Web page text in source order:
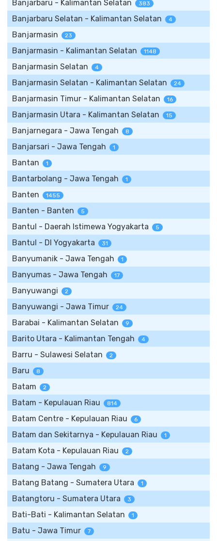
Banjarbaru - Kalimantan Selatan 383
Banjarbaru Selatan - Kalimantan Selatan 4
Banjarmasin 23
Banjarmasin - Kalimantan Selatan 1148
Banjarmasin Selatan 4
Banjarmasin Selatan - Kalimantan Selatan 24
Banjarmasin Timur - Kalimantan Selatan 16
Banjarmasin Utara - Kalimantan Selatan 15
Banjarnegara - Jawa Tengah 8
Banjarsari - Jawa Tengah 1
Bantan 1
Bantarbolang - Jawa Tengah 1
Banten 1455
Banten - Banten 5
Bantul - Daerah Istimewa Yogyakarta 5
Bantul - DI Yogyakarta 31
Banyumanik - Jawa Tengah 1
Banyumas - Jawa Tengah 17
Banyuwangi 2
Banyuwangi - Jawa Timur 24
Barabai - Kalimantan Selatan 9
Barito Utara - Kalimantan Tengah 4
Barru - Sulawesi Selatan 2
Baru 8
Batam 2
Batam - Kepulauan Riau 814
Batam Centre - Kepulauan Riau 6
Batam dan Sekitarnya - Kepulauan Riau 1
Batam Kota - Kepulauan Riau 2
Batang - Jawa Tengah 9
Batang Batang - Sumatera Utara 1
Batangtoru - Sumatera Utara 3
Bati-Bati - Kalimantan Selatan 1
Batu - Jawa Timur 7